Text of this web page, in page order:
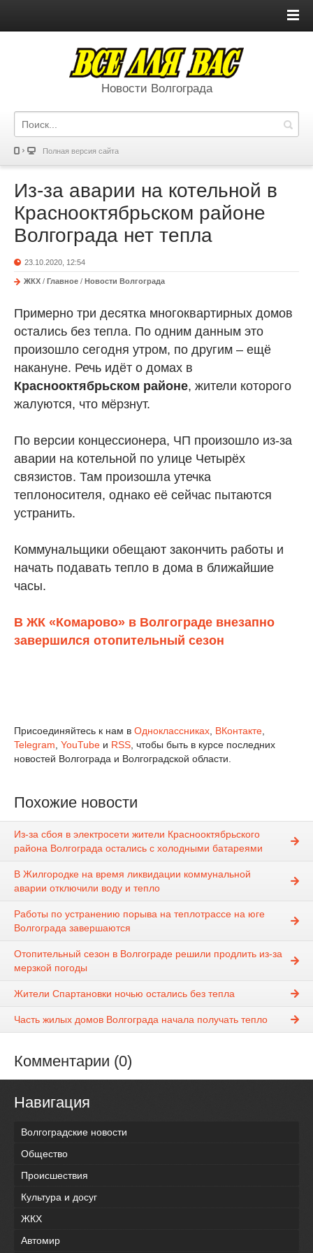
Новости Волгограда
Полная версия сайта
Из-за аварии на котельной в
Краснооктябрьском районе
Волгограда нет тепла
23.10.2020, 12:54
ЖКХ / Главное / Новости Волгограда
Примерно три десятка многоквартирных домов
остались без тепла. По одним данным это
произошло сегодня утром, по другим – ещё
накануне. Речь идёт о домах в
Краснооктябрьском районе, жители которого
жалуются, что мёрзнут.
По версии концессионера, ЧП произошло из-за
аварии на котельной по улице Четырёх
связистов. Там произошла утечка
теплоносителя, однако её сейчас пытаются
устранить.
Коммунальщики обещают закончить работы и
начать подавать тепло в дома в ближайшие
часы.
В ЖК «Комарово» в Волгограде внезапно
завершился отопительный сезон
Присоединяйтесь к нам в Одноклассниках ВКонтакте
Telegram YouTube и RSS , чтобы быть в курсе последних
новостей Волгограда и Волгоградской области.
Похожие новости
Из-за сбоя в электросети жители Краснооктябрьского
района Волгограда остались с холодными батареями
В Жилгородке на время ликвидации коммунальной
аварии отключили воду и тепло
Работы по устранению порыва на теплотрассе на юге
Волгограда завершаются
Отопительный сезон в Волгограде решили продлить из-за
мерзкой погоды
Жители Спартановки ночью остались без тепла
Часть жилых домов Волгограда начала получать тепло
Комментарии (0)
Навигация
Волгоградские новости
Общество
Происшествия
Культура и досуг
ЖКХ
Автомир